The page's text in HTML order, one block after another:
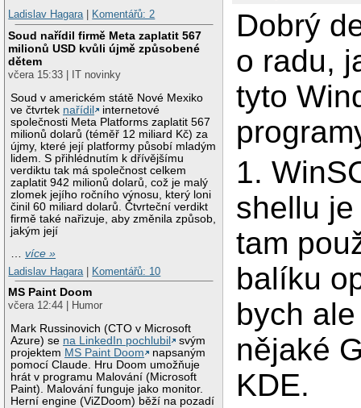
Ladislav Hagara| Komentářů: 2
Soud nařídil firmě Meta zaplatit 567
milionů USD kvůli újmě způsobené
dětem
včera 15:33 | IT novinky
Soud v americkém státě Nové Mexiko
ve čtvrtek nařídil
internetové
společnosti Meta Platforms zaplatit 567
milionů dolarů (téměř 12 miliard Kč) za
újmy, které její platformy působí mladým
lidem. S přihlédnutím k dřívějšímu
verdiktu tak má společnost celkem
zaplatit 942 milionů dolarů, což je malý
zlomek jejího ročního výnosu, který loni
činil 60 miliard dolarů. Čtvrteční verdikt
firmě také nařizuje, aby změnila způsob,
jakým její
…více »
Ladislav Hagara
Komentářů: 10
MS Paint Doom
včera 12:44 | Humor
Mark Russinovich (CTO v Microsoft
Azure) se na LinkedIn pochlubil
svým
projektem MS Paint Doom
napsaným
pomocí Claude. Hru Doom umožňuje
hrát v programu Malování (Microsoft
Paint). Malování funguje jako monitor.
Herní engine (ViZDoom) běží na pozadí
Dobrý
o radu,
tyto
1.
shellu
tam
balíku
bych
nějaké
KDE.